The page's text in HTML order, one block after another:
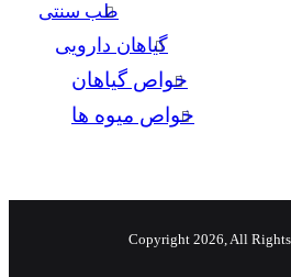
طب سنتی
گیاهان دارویی
خواص گیاهان
خواص میوه ها